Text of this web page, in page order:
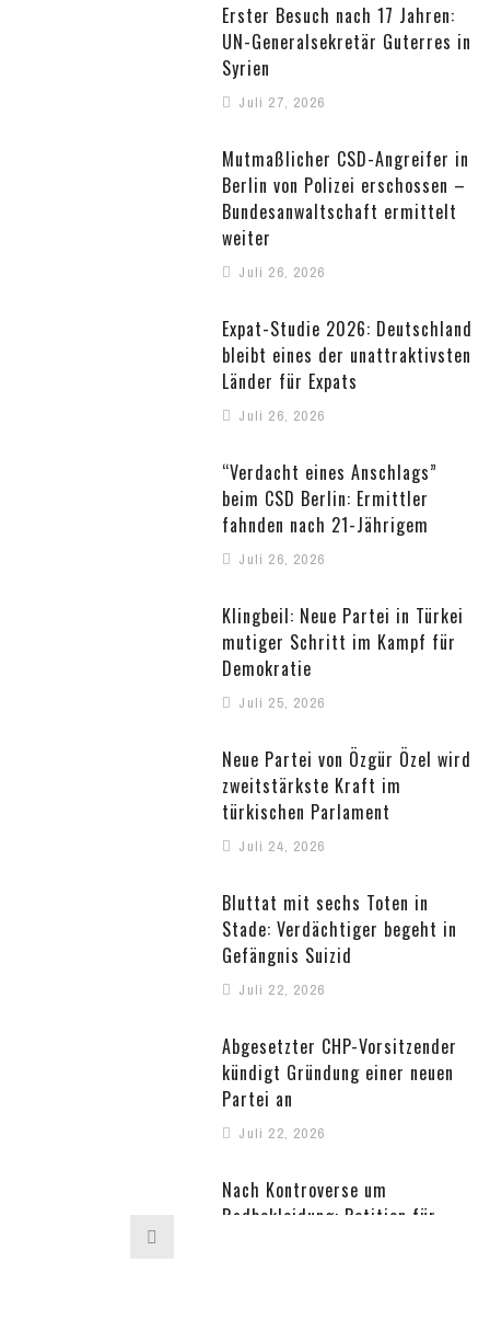
Erster Besuch nach 17 Jahren:
UN-Generalsekretär Guterres in
Syrien
Juli 27, 2026
Mutmaßlicher CSD-Angreifer in
Berlin von Polizei erschossen –
Bundesanwaltschaft ermittelt
weiter
Juli 26, 2026
Expat-Studie 2026: Deutschland
bleibt eines der unattraktivsten
Länder für Expats
Juli 26, 2026
“Verdacht eines Anschlags”
beim CSD Berlin: Ermittler
fahnden nach 21-Jährigem
Juli 26, 2026
Klingbeil: Neue Partei in Türkei
mutiger Schritt im Kampf für
Demokratie
Juli 25, 2026
Neue Partei von Özgür Özel wird
zweitstärkste Kraft im
türkischen Parlament
Juli 24, 2026
Bluttat mit sechs Toten in
Stade: Verdächtiger begeht in
Gefängnis Suizid
Juli 22, 2026
Abgesetzter CHP-Vorsitzender
kündigt Gründung einer neuen
Partei an
Juli 22, 2026
Nach Kontroverse um
Radbekleidung: Petition für